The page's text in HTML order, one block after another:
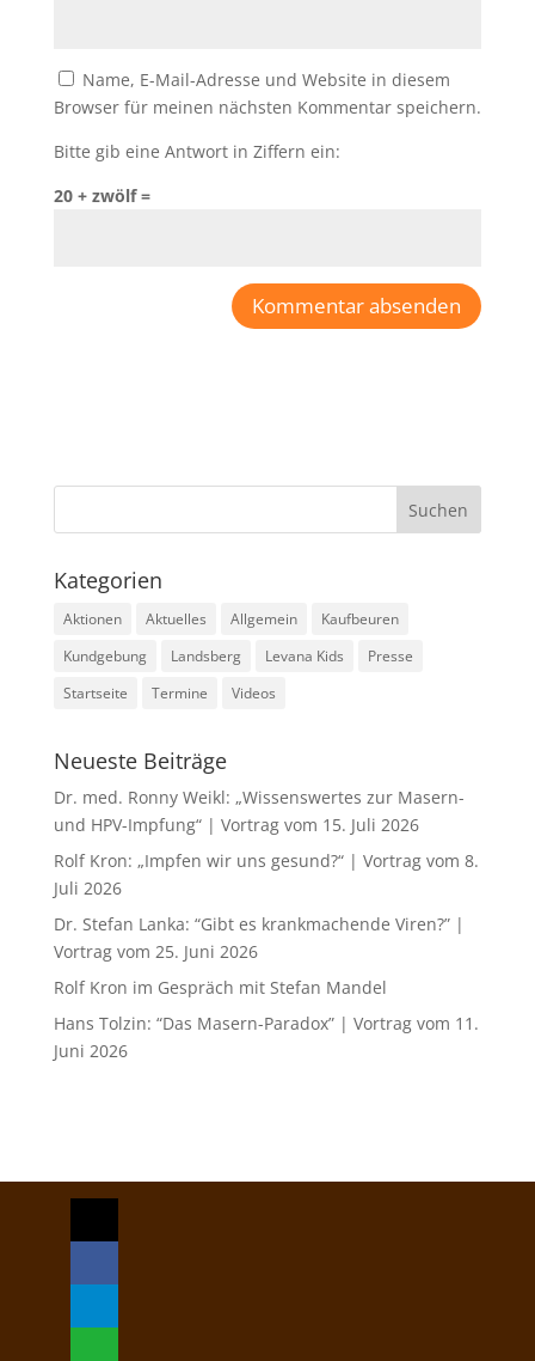
Name, E-Mail-Adresse und Website in diesem
Browser für meinen nächsten Kommentar speichern.
Bitte gib eine Antwort in Ziffern ein:
20 + zwölf =
Kategorien
Aktionen Aktuelles Allgemein
Kaufbeuren
Kundgebung
Landsberg Levana Kids
Presse
Startseite
Termine Videos
Neueste Beiträge
Dr. med. Ronny Weikl: „Wissenswertes zur Masern-
und HPV-Impfung“ | Vortrag vom 15. Juli 2026
Rolf Kron: „Impfen wir uns gesund?“ | Vortrag vom 8.
Juli 2026
Dr. Stefan Lanka: “Gibt es krankmachende Viren?” |
Vortrag vom 25. Juni 2026
Rolf Kron im Gespräch mit Stefan Mandel
Hans Tolzin: “Das Masern-Paradox” | Vortrag vom 11.
Juni 2026
mail
facebook
telegram